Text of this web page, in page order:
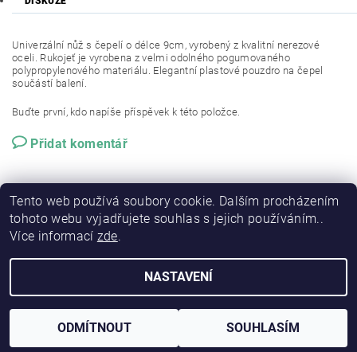
Univerzální nůž s čepelí o délce 9cm, vyrobený z kvalitní nerezové
oceli. Rukojeť je vyrobena z velmi odolného pogumovaného
polypropylenového materiálu. Elegantní plastové pouzdro na čepel
součástí balení.
Buďte první, kdo napíše příspěvek k této položce.
Přidat komentář
2026 © RSP-FISHING, všechna práva vyhrazena
Tento web používá soubory cookie. Dalším procházením
tohoto webu vyjadřujete souhlas s jejich používáním..
Více informací zde.
NASTAVENÍ
ODMÍTNOUT SOUHLASÍM